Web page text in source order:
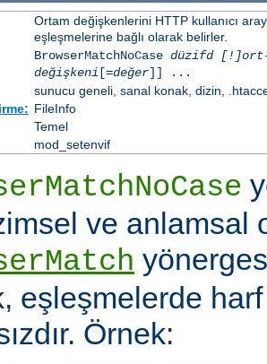
Ortam değişkenlerini HTTP kullanıcı
eşleşmelerine bağlı olarak belirler.
BrowserMatchNoCase düzifd [!]ort-
değişkeni [=değer]] ...
sunucu geneli, sanal konak, dizin,
FileInfo
Temel
mod_setenvif
ve anlamsal
eşleşmelerde
Örnek: